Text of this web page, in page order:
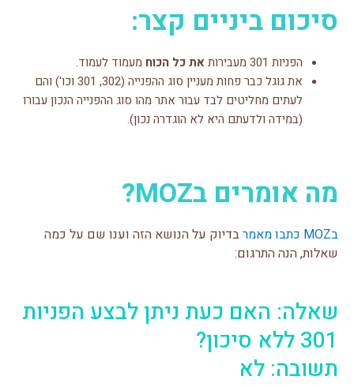
סיכום ביניים קצר:
הפניות 301 מעבירות את כל הכוח מעמוד לעמוד.
את גוגל כבר פחות מעניין סוג ההפנייה (302, 301 וכו') והם
לעתים מחליטים לבד עבור אתר מהו סוג ההפנייה הנכון עבורו
(במידה ולדעתם היא לא הוגדרה נכון).
מה אומרים בMOZ?
בMOZ כתבו מאמר
בדיוק על הנושא הזה וענו שם על כמה
שאלות, הנה התרגום:
שאלה: האם כעת ניתן לבצע הפניות
301 ללא סיכון?
תשובה: לא